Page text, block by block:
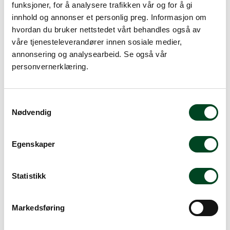
funksjoner, for å analysere trafikken vår og for å gi
innhold og annonser et personlig preg. Informasjon om
hvordan du bruker nettstedet vårt behandles også av
våre tjenesteleverandører innen sosiale medier,
annonsering og analysearbeid. Se også vår
personvernerklæring.
Nødvendig
Egenskaper
Statistikk
Markedsføring
Elektrotermo VB1600
varmeskap
m/selvstengende dører
Gi meg et tilbud
varmeskap
Gi meg et tilbud